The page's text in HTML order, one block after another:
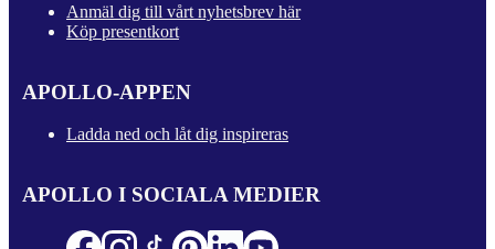
Anmäl dig till vårt nyhetsbrev här
Köp presentkort
APOLLO-APPEN
Ladda ned och låt dig inspireras
APOLLO I SOCIALA MEDIER